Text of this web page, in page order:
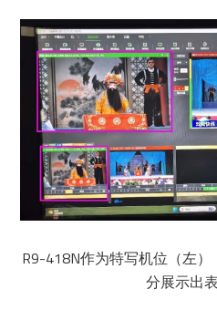
R9-418N作为特写机位（左
分展示出